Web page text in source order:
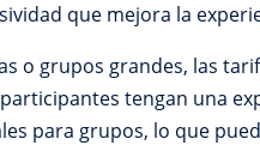
que mejora la
o grupos grandes, las
tengan una
para grupos, lo que